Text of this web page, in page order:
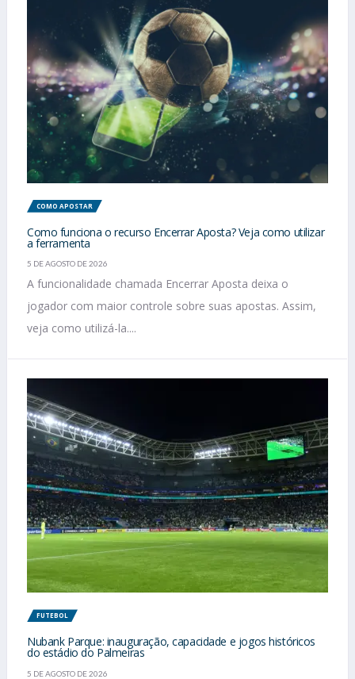
COMO APOSTAR
Como funciona o recurso Encerrar Aposta? Veja como utilizar
a ferramenta
5 DE AGOSTO DE 2026
A funcionalidade chamada Encerrar Aposta deixa o
jogador com maior controle sobre suas apostas. Assim,
veja como utilizá-la....
FUTEBOL
Nubank Parque: inauguração, capacidade e jogos históricos
do estádio do Palmeiras
5 DE AGOSTO DE 2026